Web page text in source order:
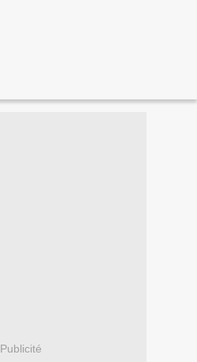
Publicité